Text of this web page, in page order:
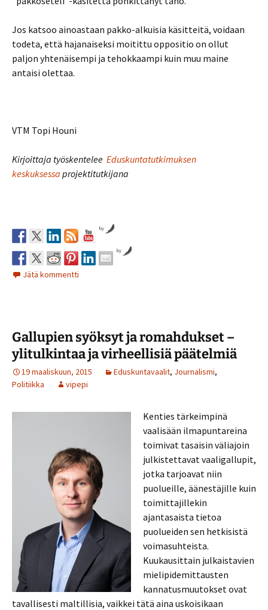
Jos katsoo ainoastaan pakko-alkuisia käsitteitä, voidaan
todeta, että hajanaiseksi moitittu oppositio on ollut
paljon yhtenäisempi ja tehokkaampi kuin muu maine
antaisi olettaa.
VTM Topi Houni
Kirjoittaja työskentelee Eduskuntatutkimuksen
keskuksessa projektitutkijana
by
by
Jätä kommentti
Gallupien syöksyt ja romahdukset –
ylitulkintaa ja virheellisiä päätelmiä
19 maaliskuun, 2015 Eduskuntavaalit, Journalismi,
Politiikka
vipepi
Kenties tärkeimpinä
vaalisään ilmapuntareina
toimivat tasaisin väliajoin
julkistettavat vaaligallupit,
jotka tarjoavat niin
puolueille, äänestäjille kuin
toimittajillekin
ajantasaista tietoa
puolueiden sen hetkisistä
voimasuhteista.
Kuukausittain julkaistavien
mielipidemittausten
kannatusmuutokset ovat
tavallisesti maltillisia, vaikkei tätä aina uskoisikaan